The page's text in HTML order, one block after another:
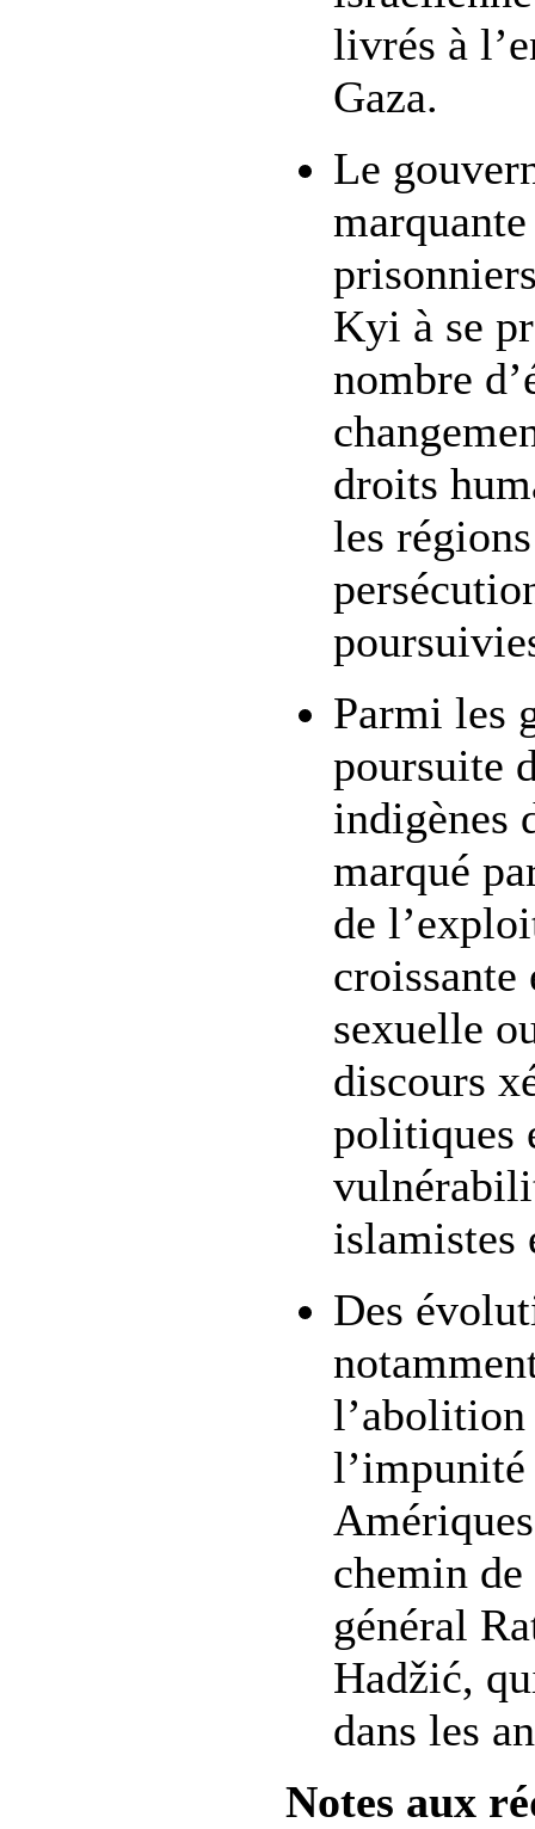
livrés à
Gaza.
Le
Kyi à se
nombre
droits
les
Parmi les
poursuite
indigènes
marqué
de
sexuelle
discours
politiques
islamistes
Des
l’impunité
chemin
général
Hadžić,
dans les
Notes aux